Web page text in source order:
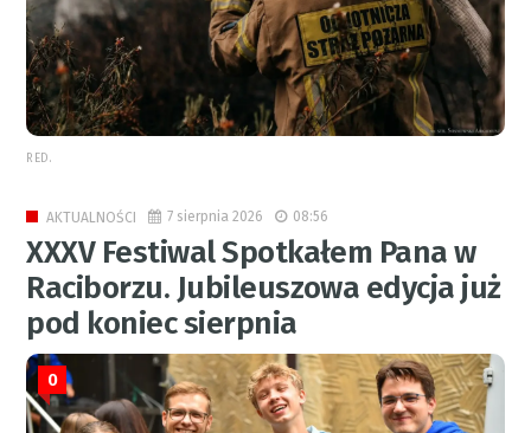
RED.
AKTUALNOŚCI 7 sierpnia 2026 08:56
XXXV Festiwal Spotkałem Pana w
Raciborzu. Jubileuszowa edycja już
pod koniec sierpnia
0